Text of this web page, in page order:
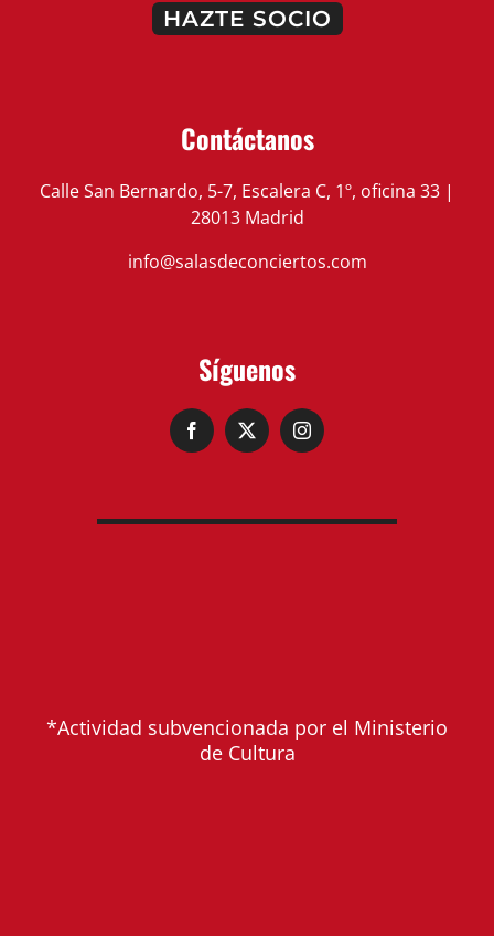
HAZTE SOCIO
Contáctanos
Calle San Bernardo, 5-7, Escalera C, 1º, oficina 33 |
28013 Madrid
info@salasdeconciertos.com
Síguenos
*Actividad subvencionada por el Ministerio
de Cultura